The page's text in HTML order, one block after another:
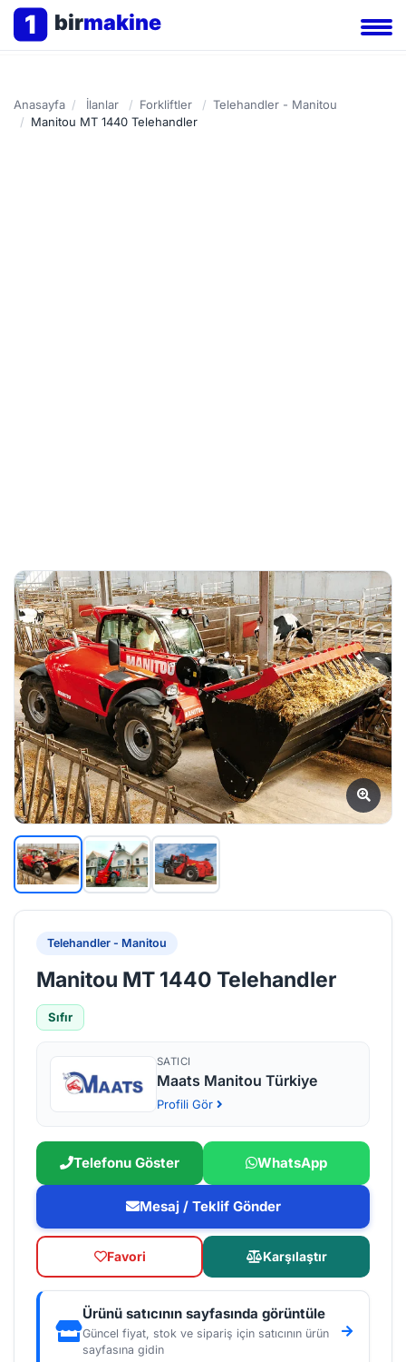
1 birmakine
Anasayfa / İlanlar / Forkliftler / Telehandler - Manitou
/ Manitou MT 1440 Telehandler
Telehandler - Manitou
Manitou MT 1440 Telehandler
Sıfır
SATICI
Maats Manitou Türkiye
Profili Gör
Telefonu Göster WhatsApp
Mesaj / Teklif Gönder
Favori Karşılaştır
Ürünü satıcının sayfasında görüntüle
Güncel fiyat, stok ve sipariş için satıcının ürün
sayfasına gidin